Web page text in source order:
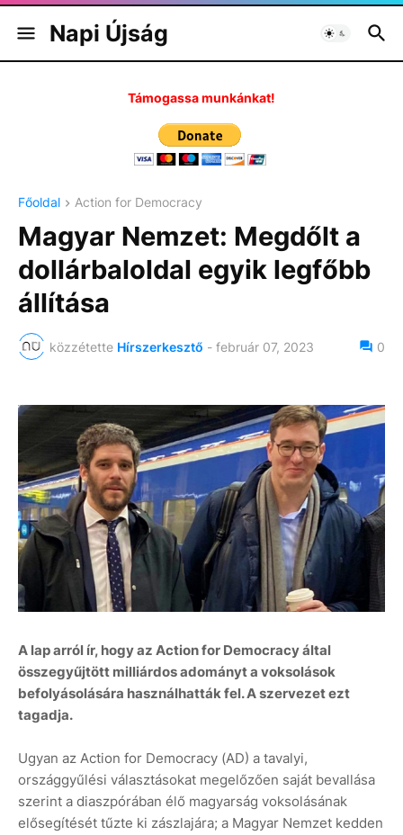
Napi Újság
Támogassa munkánkat!
Főoldal Action for Democracy
Magyar Nemzet: Megdőlt a
dollárbaloldal egyik legfőbb
állítása
közzétette Hírszerkesztő - február 07, 2023 0
A lap arról ír, hogy az Action for Democracy által
összegyűjtött milliárdos adományt a voksolások
befolyásolására használhatták fel. A szervezet ezt
tagadja.
Ugyan az Action for Democracy (AD) a tavalyi,
országgyűlési választásokat megelőzően saját bevallása
szerint a diaszpórában élő magyarság voksolásának
elősegítését tűzte ki zászlajára; a Magyar Nemzet kedden